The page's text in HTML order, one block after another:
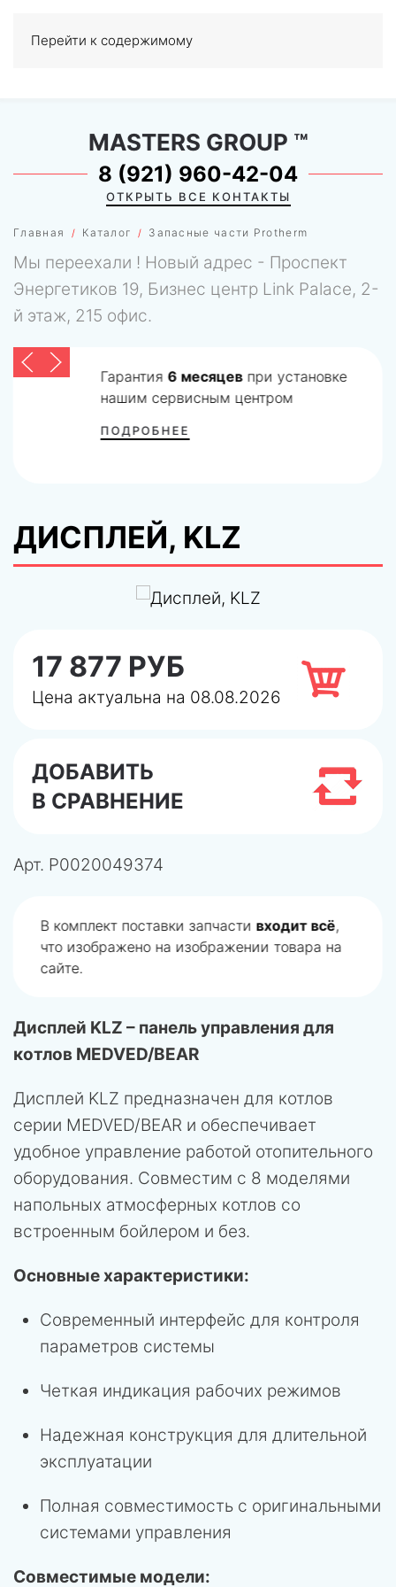
Перейти к содержимому
0
Главная Каталог Запасные части Protherm
MASTERS GROUP ™
8 (921) 960-42-04
ОТКРЫТЬ ВСЕ КОНТАКТЫ
Мы переехали ! Новый адрес - Проспект
Энергетиков 19, Бизнес центр Link Palace, 2-
й этаж, 215 офис.
Гарантия 6 месяцевпри установке
нашим сервисным центром
ПОДРОБНЕЕ
ДИСПЛЕЙ, KLZ
17 877 РУБ
Цена актуальна на 08.08.2026
ДОБАВИТЬ
В СРАВНЕНИЕ
Арт. P0020049374
В комплект поставки запчасти входит всё,
что изображено на изображении товара на
сайте.
Дисплей KLZ – панель управления для
котлов MEDVED/BEAR
Дисплей KLZ предназначен для котлов
серии MEDVED/BEAR и обеспечивает
удобное управление работой отопительного
оборудования. Совместим с 8 моделями
напольных атмосферных котлов со
встроенным бойлером и без.
Основные характеристики:
Современный интерфейс для контроля
параметров системы
Четкая индикация рабочих режимов
Надежная конструкция для длительной
эксплуатации
Полная совместимость с оригинальными
системами управления
Совместимые модели: